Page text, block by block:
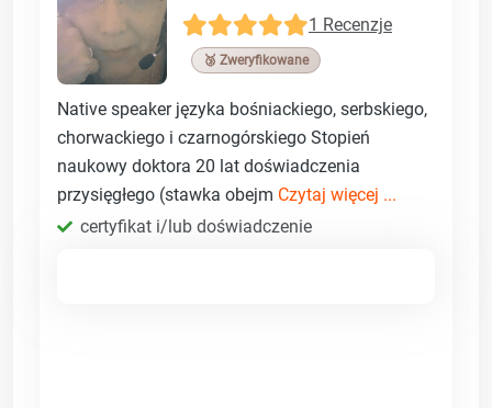
1 Recenzje
🥉 Zweryfikowane
Native speaker języka bośniackiego, serbskiego,
chorwackiego i czarnogórskiego Stopień
naukowy doktora 20 lat doświadczenia
przysięgłego (stawka obejm Czytaj więcej ...
certyfikat i/lub doświadczenie